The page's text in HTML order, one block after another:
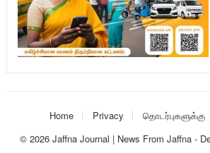
Home Privacy தொடர்புகளுக்கு
© 2026 Jaffna Journal | News From Jaffna-